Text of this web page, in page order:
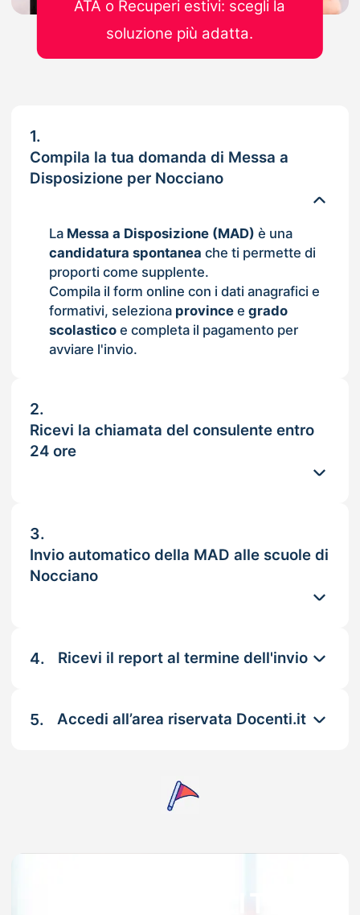
1.
Compila la tua domanda di Messa a
Disposizione per Nocciano
La Messa a Disposizione (MAD) è una
candidatura spontanea che ti permette di
proporti come supplente.
Compila il form online con i dati anagrafici e
formativi, seleziona provincee grado
scolasticoe completa il pagamento per
avviare l'invio.
2.
Ricevi la chiamata del consulente entro
24 ore
3.
Invio automatico della MAD alle scuole di
Nocciano
4. Ricevi il report al termine dell'invio
5. Accedi all’area riservata Docenti.it
ATA o Recuperi estivi: scegli la
soluzione più adatta.